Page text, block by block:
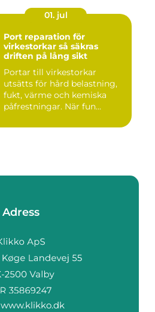
01. jul
Port reparation för
virkestorkar så säkras
driften på lång sikt
Portar till virkestorkar
utsätts för hård belastning,
fukt, värme och kemiska
påfrestningar. När fun...
Adress
www.klikko.dk